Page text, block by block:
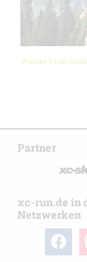
Walser Trail
Partner
xc-run.de in
Netzwerken